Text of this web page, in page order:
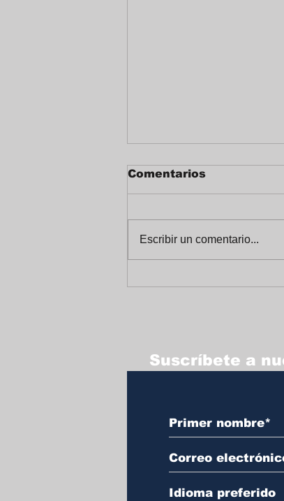
Comentarios
Escribir un comentario...
Suscríbete a